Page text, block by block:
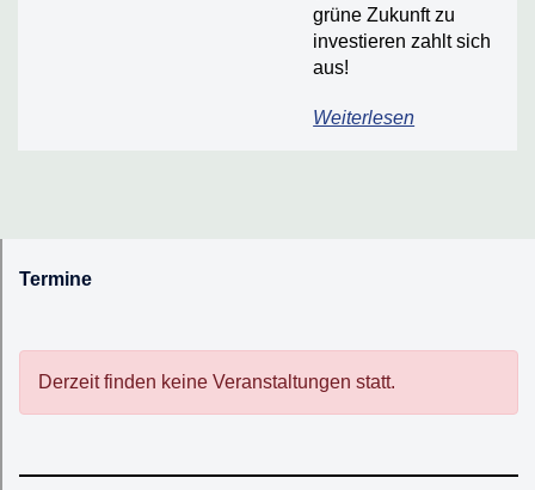
grüne Zukunft zu
investieren zahlt sich
aus!
Weiterlesen
Termine
Derzeit finden keine Veranstaltungen statt.